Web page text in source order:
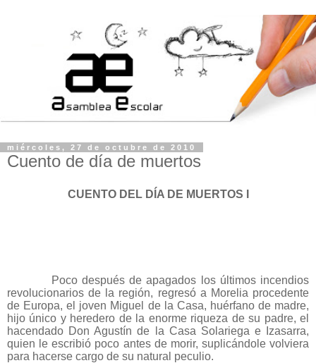
miércoles, 27 de octubre de 2010
Cuento de día de muertos
CUENTO DEL DÍA DE MUERTOS I
Poco después de apagados los últimos incendios
revolucionarios de la región, regresó a Morelia procedente
de Europa, el joven Miguel de la Casa, huérfano de madre,
hijo único y heredero de la enorme riqueza de su padre, el
hacendado Don Agustín de la Casa Solariega e Izasarra,
quien le escribió poco antes de morir, suplicándole volviera
para hacerse cargo de su natural peculio.